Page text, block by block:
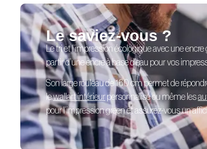
Le saviez-vous ?
Le tri et l’impression écologique avec une
partir d’une encre à base d’eau pour vos
Son large rouleau de 160 cm permet de
lewallart intérieurpersonnaliséou même les
pour l’impression green et assurez-vous un